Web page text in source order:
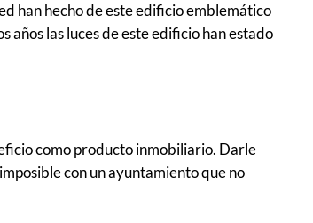
han hecho de este edificio emblemático
años las luces de este edificio han estado
como producto inmobiliario. Darle
con un ayuntamiento que no